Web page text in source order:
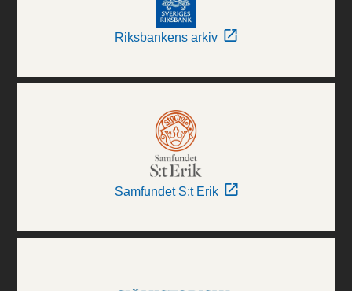
Riksbankens arkiv
Samfundet S:t Erik